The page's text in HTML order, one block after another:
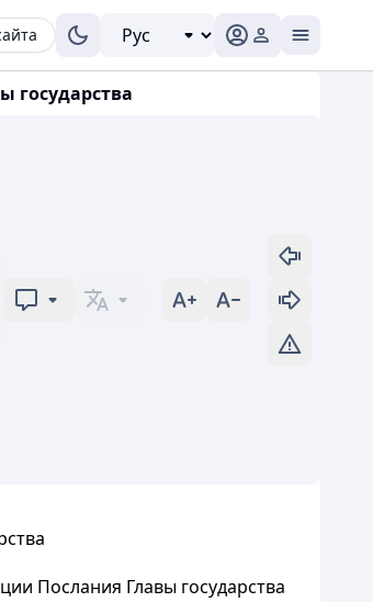
государства
Послания Главы государства